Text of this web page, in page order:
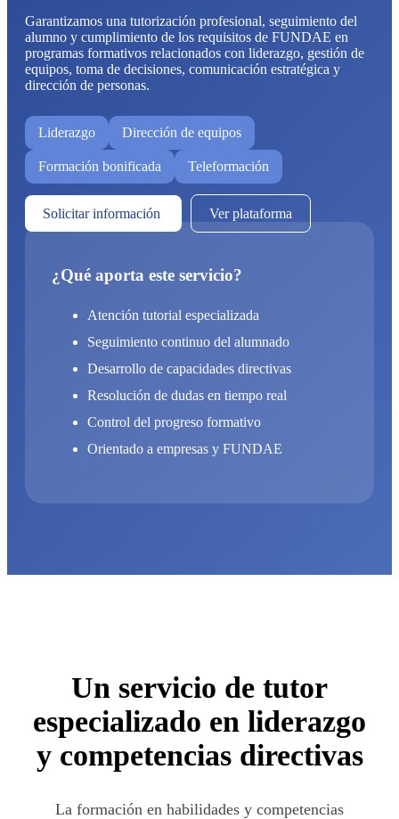
Garantizamos una tutorización profesional, seguimiento del
alumno y cumplimiento de los requisitos de FUNDAE en
programas formativos relacionados con liderazgo, gestión de
equipos, toma de decisiones, comunicación estratégica y
dirección de personas.
Liderazgo Dirección de equipos
Formación bonificada Teleformación
Solicitar información Ver plataforma
¿Qué aporta este servicio?
Atención tutorial especializada
Seguimiento continuo del alumnado
Desarrollo de capacidades directivas
Resolución de dudas en tiempo real
Control del progreso formativo
Orientado a empresas y FUNDAE
Un servicio de tutor
especializado en liderazgo
y competencias directivas
La formación en habilidades y competencias